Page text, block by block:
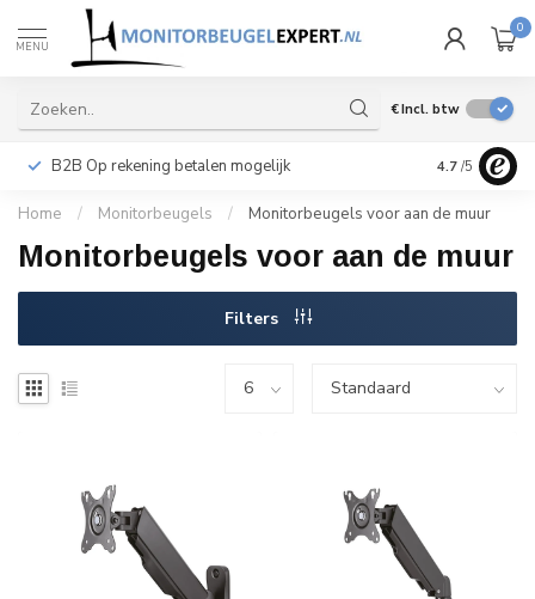
MENU
0
€Incl. btw
B2B Op rekening betalen mogelijk Levering
4.7 /5
Home / Monitorbeugels / Monitorbeugels voor aan de muur
Monitorbeugels voor aan de muur
Filters